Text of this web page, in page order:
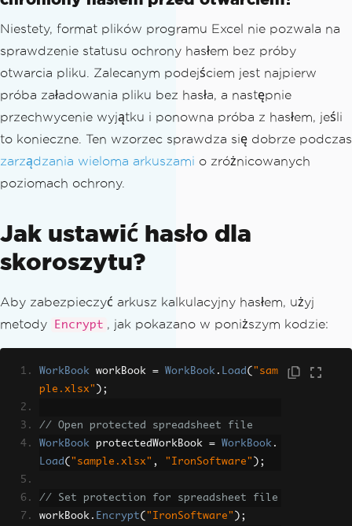
Niestety, format plików programu Excel nie pozwala na
sprawdzenie statusu ochrony hasłem bez próby
otwarcia pliku. Zalecanym podejściem jest najpierw
próba załadowania pliku bez hasła, a następnie
przechwycenie wyjątku i ponowna próba z hasłem, jeśli
to konieczne. Ten wzorzec sprawdza się dobrze podczas
zarządzania wieloma arkuszami o zróżnicowanych
poziomach ochrony.
Jak ustawić hasło dla
skoroszytu?
Aby zabezpieczyć arkusz kalkulacyjny hasłem, użyj
metody
Encrypt , jak pokazano w poniższym kodzie:
WorkBook workBook = WorkBook . Load ( "sam
ple.xlsx" );
// Open protected spreadsheet file
WorkBook protectedWorkBook = WorkBook .
Load ( "sample.xlsx" , "IronSoftware" );
// Set protection for spreadsheet file
workBook . Encrypt( "IronSoftware" );